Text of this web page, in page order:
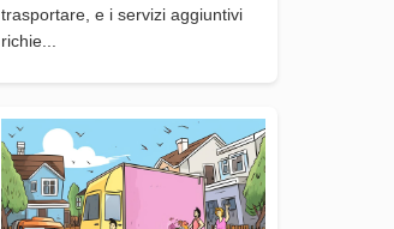
trasportare, e i servizi aggiuntivi
richie...